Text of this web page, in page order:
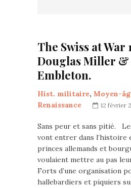
The Swiss at War
Douglas Miller
Embleton.
Hist. militaire, Moyen-
Renaissance
12 février
Sans peur et sans pitié.
vont entrer dans l’histoire
princes allemands et
voulaient mettre au pas
Forts d’une organisation
hallebardiers et piquiers